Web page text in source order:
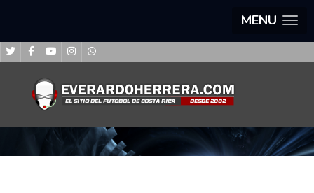
MENU